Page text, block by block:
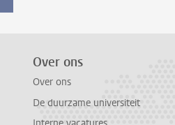
Over ons
Over ons
De duurzame universiteit